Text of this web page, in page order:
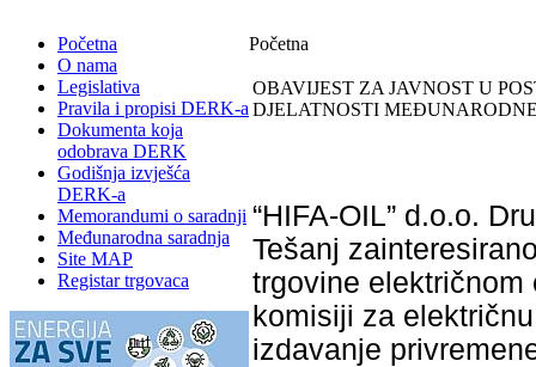
Početna
O nama
Legislativa
Pravila i propisi DERK-a
Dokumenta koja
odobrava DERK
Godišnja izvješća
DERK-a
Memorandumi o saradnji
Međunarodna saradnja
Site MAP
Registar trgovaca
Početna
OBAVIJEST ZA JAVNOST U
DJELATNOSTI
“HIFA-OIL” d.o.o.
Tešanj
trgovine električnom
komisiji za
izdavanje